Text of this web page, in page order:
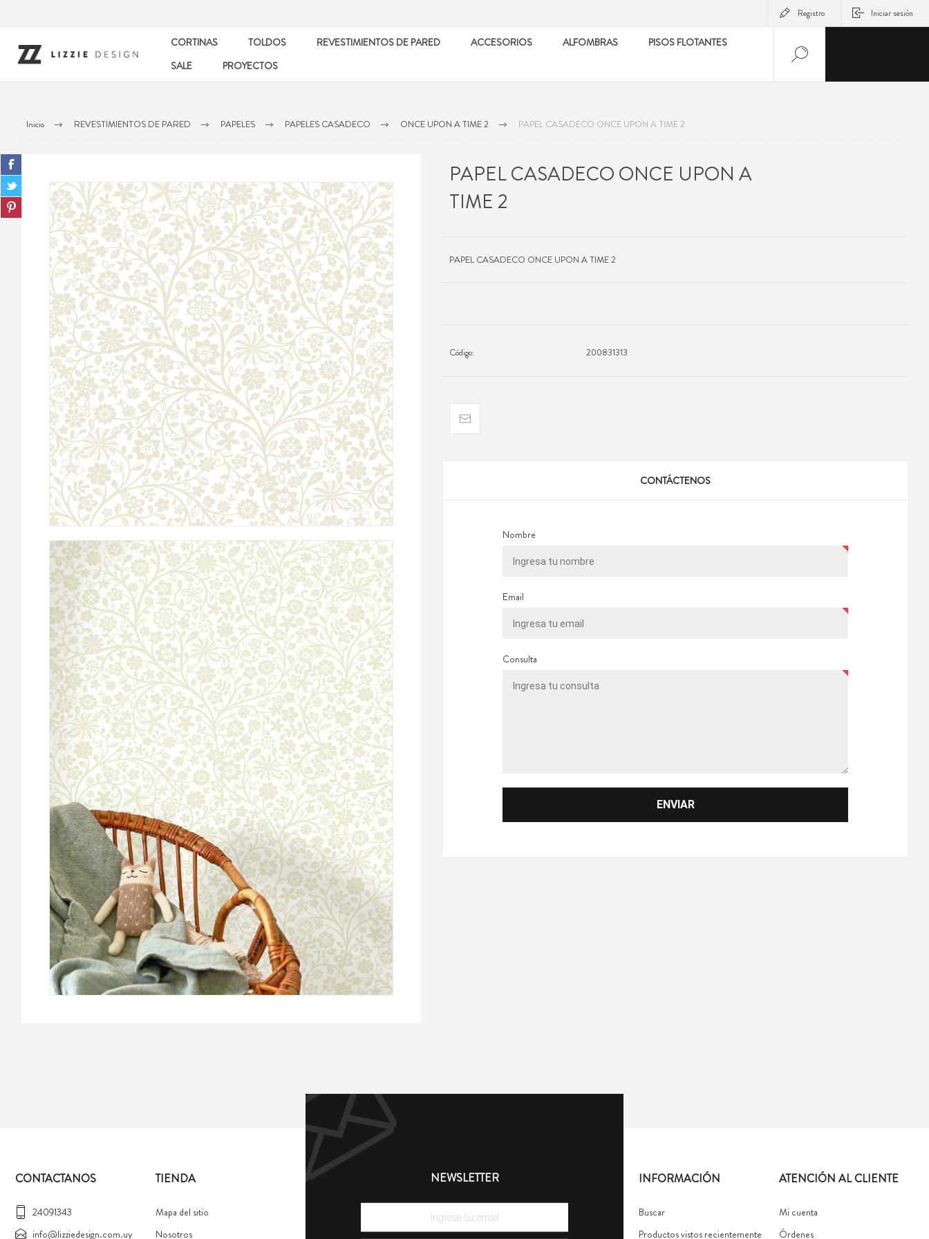
Registro Iniciar sesión
CORTINAS TOLDOS REVESTIMIENTOS DE PARED ACCESORIOS ALFOMBRAS
PISOS FLOTANTES
SALE
PROYECTOS
Inicio REVESTIMIENTOS DE PARED PAPELES PAPELES CASADECO ONCE UPON A TIME 2 PAPEL CASADECO ONCE UPON A TIME 2
PAPEL CASADECO ONCE UPON A
TIME 2
PAPEL CASADECO ONCE UPON A TIME 2
Código: 200831313
CONTÁCTENOS
Nombre
Email
Consulta
NEWSLETTER
CONTACTANOS
24091343
info@lizziedesign.com.uy
TIENDA
Mapa del sitio
Nosotros
INFORMACIÓN
Buscar
Productos vistos recientemente
ATENCIÓN AL CLIENTE
Mi cuenta
Órdenes